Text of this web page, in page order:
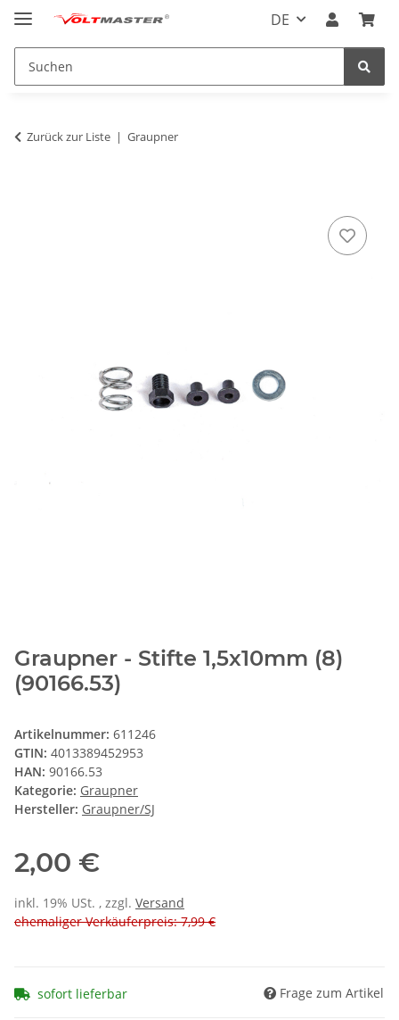
DE
Zurück zur Liste Graupner
Graupner - Stifte 1,5x10mm (8)
(90166.53)
Artikelnummer: 611246
GTIN: 4013389452953
HAN: 90166.53
Kategorie: Graupner
Hersteller: Graupner/SJ
2,00 €
inkl. 19% USt. , zzgl. Versand
ehemaliger Verkäuferpreis: 7,99 €
sofort lieferbar Frage zum Artikel